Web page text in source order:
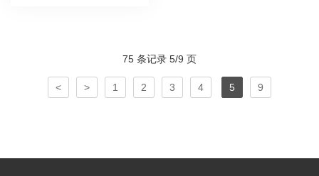
75 条记录 5/9 页
< > 1 2 3 4 5 9